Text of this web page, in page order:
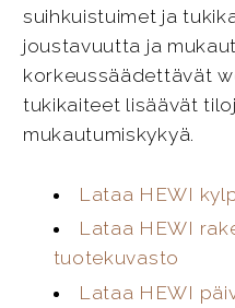
suihkuistuimet ja
joustavuutta ja
korkeussäädettävät
tukikaiteet lisäävät
mukautumiskykyä.
Lataa HEWI
Lataa HEWI
tuotekuvasto
Lataa HEWI